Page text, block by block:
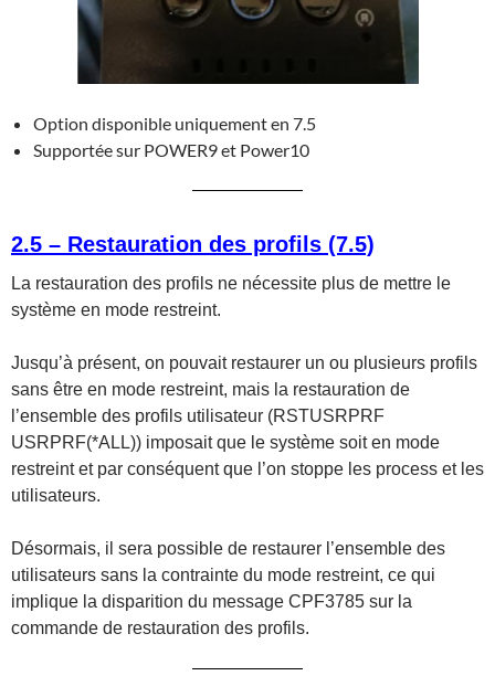
Option disponible uniquement en 7.5
Supportée sur POWER9 et Power10
2.5 – Restauration des profils (7.5)
La restauration des profils ne nécessite plus de mettre le
système en mode restreint.
Jusqu’à présent, on pouvait restaurer un ou plusieurs profils
sans être en mode restreint, mais la restauration de
l’ensemble des profils utilisateur (RSTUSRPRF
USRPRF(*ALL)) imposait que le système soit en mode
restreint et par conséquent que l’on stoppe les process et les
utilisateurs.
Désormais, il sera possible de restaurer l’ensemble des
utilisateurs sans la contrainte du mode restreint, ce qui
implique la disparition du message CPF3785 sur la
commande de restauration des profils.